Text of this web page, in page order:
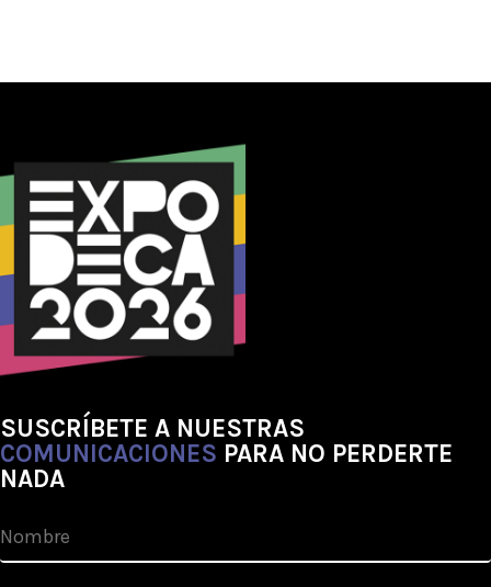
SUSCRÍBETE A NUESTRAS
COMUNICACIONES PARA NO PERDERTE
NADA